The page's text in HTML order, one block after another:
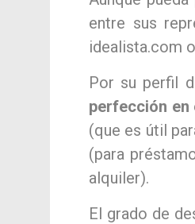
entre sus
idealista.com
Por su perfil
perfección en
(que es útil
(para
alquiler).
El grado de